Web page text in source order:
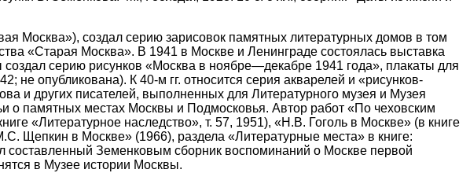
Москва»), создал серию зарисовок памятных литературных домов в том
«Старая Москва». В 1941 в Москве и Ленинграде состоялась выставка
серию рисунков «Москва в ноябре—декабре 1941 года», плакаты для
опубликована). К 40-м гг. относится серия акварелей и «рисунков-
и других писателей, выполненных для Литературного музея и Музея
о памятных местах Москвы и Подмосковья. Автор работ «По чеховским
«Литературное наследство», т. 57, 1951), «Н.В. Гоголь в Москве» (в книге
Щепкин в Москве» (1966), раздела «Литературные места» в книге:
Земенковым сборник воспоминаний о Москве первой
в Музее истории Москвы.